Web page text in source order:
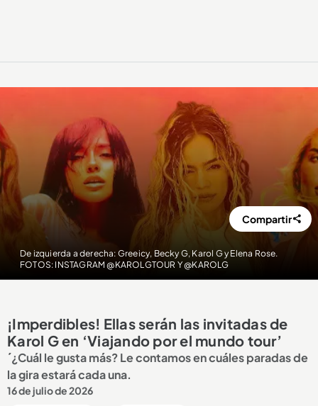
De izquierda a derecha: Greeicy, Becky G, Karol G y Elena Rose.
FOTOS: INSTAGRAM @KAROLGTOUR Y @KAROLG
Compartir
¡Imperdibles! Ellas serán las invitadas de
Karol G en ‘Viajando por el mundo tour’
´¿Cuál le gusta más? Le contamos en cuáles paradas de
la gira estará cada una.
16 de julio de 2026